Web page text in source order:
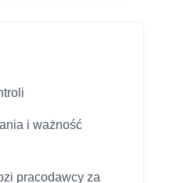
i ważność
pracodawcy za